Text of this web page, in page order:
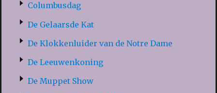
Columbusdag
De Gelaarsde Kat
De Klokkenluider van de Notre Dame
De Leeuwenkoning
De Muppet Show